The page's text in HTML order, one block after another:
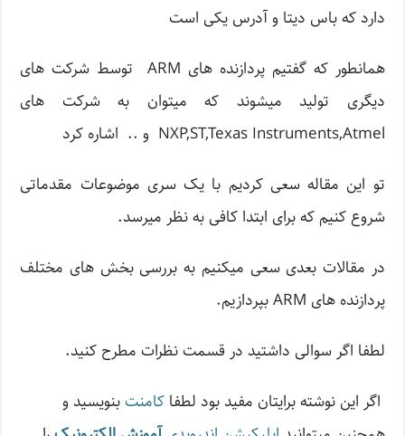
دارد که باس دیتا و آدرس یکی است
همانطور که گفتیم پردازنده های ARM توسط شرکت های
دیگری تولید میشوند که میتوان به شرکت های
NXP,ST,Texas Instruments,Atmel و .. اشاره کرد
تو این مقاله سعی کردیم با یک سری موضوعات مقدماتی
شروع کنیم که برای ابتدا کافی به نظر میرسد.
در مقالات بعدی سعی میکنیم به بررسی بخش های مختلف
پردازنده های ARM بپردازیم.
لطفا اگر سوالی داشتید در قسمت نظرات مطرح کنید.
اگر این نوشته‌ برایتان مفید بود لطفاکامنت بنویسید و